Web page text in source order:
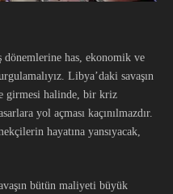
has, ekonomik ve
Libya’daki savaşın
girmesi halinde, bir kriz
yol açması kaçınılmazdır.
hayatına yansıyacak,
bütün maliyeti büyük